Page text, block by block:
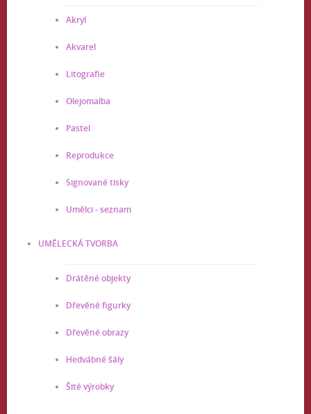
Akryl
Akvarel
Litografie
Olejomalba
Pastel
Reprodukce
Signované tisky
Umělci - seznam
UMĚLECKÁ TVORBA
Drátěné objekty
Dřevěné figurky
Dřevěné obrazy
Hedvábné šály
Šité výrobky